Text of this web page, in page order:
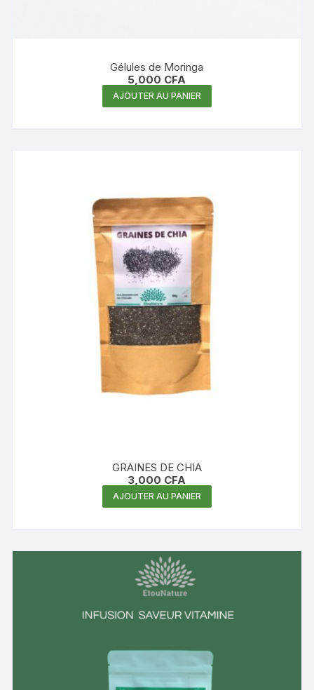
Gélules de Moringa
5,000 CFA
AJOUTER AU PANIER
GRAINES DE CHIA
3,000 CFA
AJOUTER AU PANIER